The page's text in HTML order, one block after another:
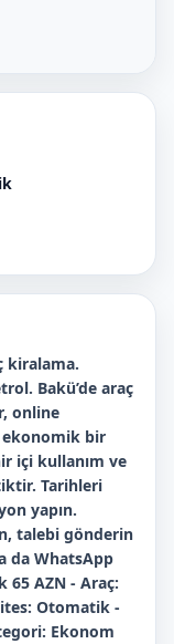
kiralama.
Bakü’de araç
online
ekonomik bir
içi kullanım ve
Tarihleri
yapın.
talebi gönderin
da WhatsApp
65 AZN - Araç:
Otomatik -
Ekonom